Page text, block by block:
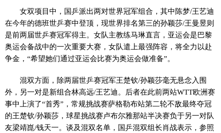
女双项目中，国乒派出两对世界冠军组合，其中陈梦/王艺迪
在今年的德班世乒赛中登顶，现世界排名第三的孙颖莎/王曼昱则
是前两届世乒赛冠军得主。女队主教练马琳直言，亚运会是巴黎
奥运会备战中的一次重要大赛，女队遣上最强阵容，将全力以赴
争金，“希望她们通过亚运会比赛为奥运会做准备”。
混双方面，除两届世乒赛冠军王楚钦/孙颖莎毫无悬念入围
外，另一对是新组合林高远/王艺迪。后者在此前两站WTT欧洲赛
事中上演了“首秀”，常规挑战赛萨格勒布站第二轮不敌最终夺冠
的王楚钦/孙颖莎，球星挑战赛卢布尔雅那站半决赛负于另一对队
友梁靖崑/钱天一。谈及混双名单，国乒混双组长肖战表示，参照